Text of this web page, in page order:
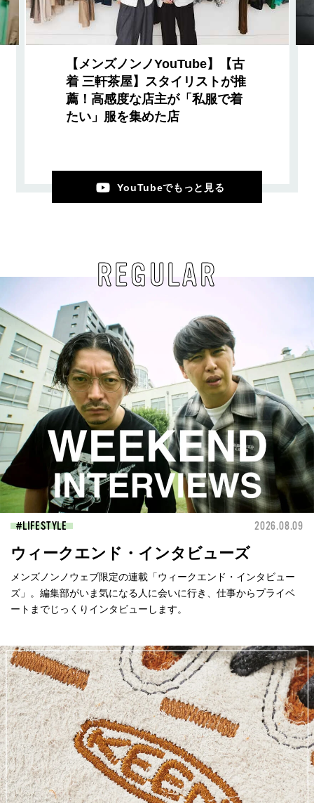
【メンズノンノYouTube】【古
着 三軒茶屋】スタイリストが推
薦！高感度な店主が「私服で着
たい」服を集めた店
YouTubeでもっと見る
REGULAR
LIFESTYLE 2026.08.09
ウィークエンド・インタビューズ
メンズノンノウェブ限定の連載「ウィークエンド・インタビュー
ズ」。編集部がいま気になる人に会いに行き、仕事からプライベ
ートまでじっくりインタビューします。